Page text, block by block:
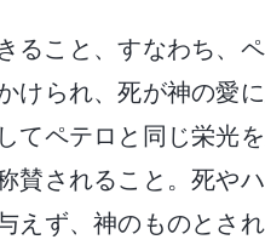
ること、すなわち、
けられ、死が神の愛
てペテロと同じ栄光
賛されること。死や
えず、神のものとさ